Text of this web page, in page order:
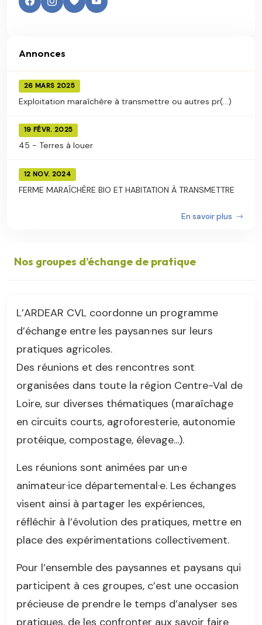
Annonces
26 MARS 2025
Exploitation maraîchère à transmettre ou autres pr(...)
19 FÉVR. 2025
45 - Terres à louer
12 NOV. 2024
FERME MARAÎCHÈRE BIO ET HABITATION À TRANSMETTRE
En savoir plus
Nos groupes d’échange de pratique
L’ARDEAR CVL coordonne un programme
d’échange entre les paysan·nes sur leurs
pratiques agricoles.
Des réunions et des rencontres sont
organisées dans toute la région Centre-Val de
Loire, sur diverses thématiques (maraîchage
en circuits courts, agroforesterie, autonomie
protéique, compostage, élevage...).
Les réunions sont animées par un·e
animateur·ice départemental·e. Les échanges
visent ainsi à partager les expériences,
réfléchir à l’évolution des pratiques, mettre en
place des expérimentations collectivement.
Pour l’ensemble des paysannes et paysans qui
participent à ces groupes, c’est une occasion
précieuse de prendre le temps d’analyser ses